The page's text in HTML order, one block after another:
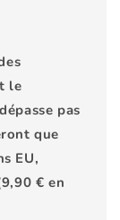
le
pas
que
EU,
€ en